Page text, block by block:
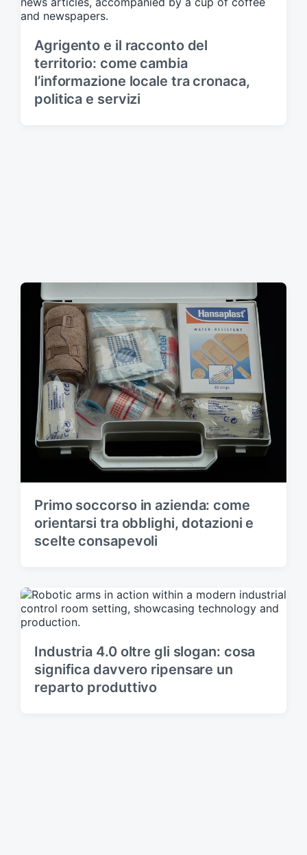
Agrigento e il racconto del
territorio: come cambia
l’informazione locale tra cronaca,
politica e servizi
Primo soccorso in azienda: come
orientarsi tra obblighi, dotazioni e
scelte consapevoli
Industria 4.0 oltre gli slogan: cosa
significa davvero ripensare un
reparto produttivo